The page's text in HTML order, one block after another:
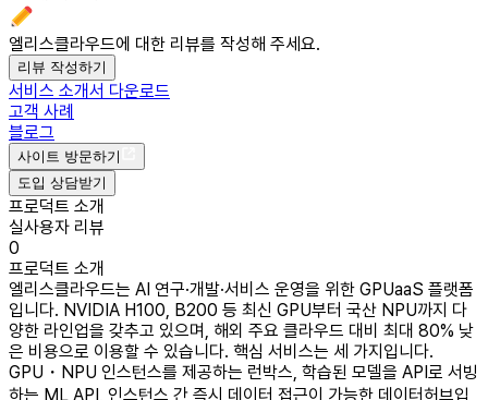
엘리스클라우드에 대한 리뷰를 작성해 주세요.
리뷰 작성하기
서비스 소개서 다운로드
고객 사례
블로그
사이트 방문하기
도입 상담받기
프로덕트 소개
실사용자 리뷰
0
프로덕트 소개
엘리스클라우드는 AI 연구·개발·서비스 운영을 위한 GPUaaS 플랫폼
입니다. NVIDIA H100, B200 등 최신 GPU부터 국산 NPU까지 다
양한 라인업을 갖추고 있으며, 해외 주요 클라우드 대비 최대 80% 낮
은 비용으로 이용할 수 있습니다. 핵심 서비스는 세 가지입니다.
GPU・NPU 인스턴스를 제공하는 런박스, 학습된 모델을 API로 서빙
하는 ML API, 인스턴스 간 즉시 데이터 접근이 가능한 데이터허브입